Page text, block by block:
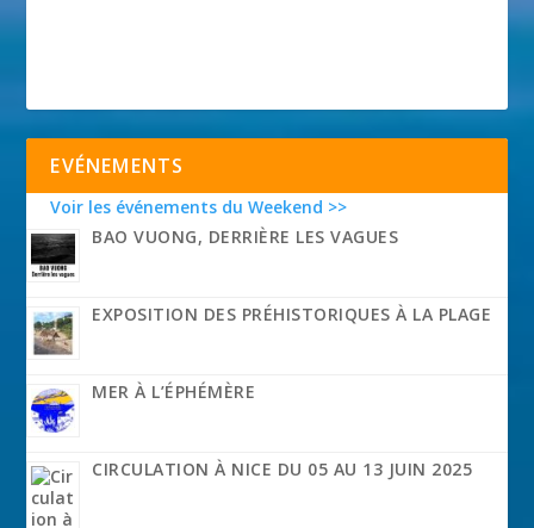
EVÉNEMENTS
Voir les événements du Weekend >>
BAO VUONG, DERRIÈRE LES VAGUES
EXPOSITION DES PRÉHISTORIQUES À LA PLAGE
MER À L’ÉPHÉMÈRE
CIRCULATION À NICE DU 05 AU 13 JUIN 2025